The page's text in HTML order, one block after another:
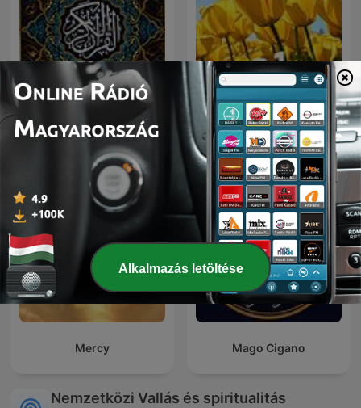
السديس و الشريم | القرآن
الكريم
a1
Mercy Mago Cigano
Nemzetközi Vallás és spiritualitás
Alkalmazás letöltése